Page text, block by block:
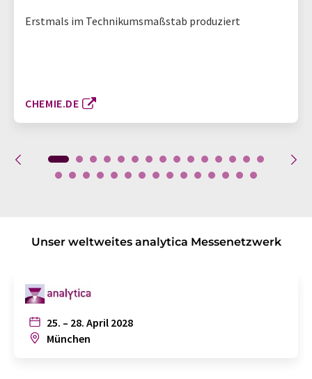
Erstmals im Technikumsmaßstab produziert
CHEMIE.DE
Unser weltweites analytica Messenetzwerk
25. – 28. April 2028
München